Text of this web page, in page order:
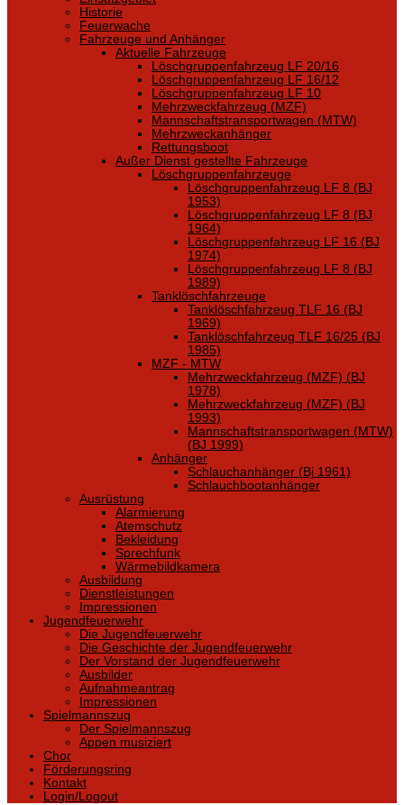
Historie
Feuerwache
Fahrzeuge und Anhänger
Aktuelle Fahrzeuge
Löschgruppenfahrzeug LF 20/16
Löschgruppenfahrzeug LF 16/12
Löschgruppenfahrzeug LF 10
Mehrzweckfahrzeug (MZF)
Mannschaftstransportwagen (MTW)
Mehrzweckanhänger
Rettungsboot
Außer Dienst gestellte Fahrzeuge
Löschgruppenfahrzeuge
Löschgruppenfahrzeug LF 8 (BJ
1953)
Löschgruppenfahrzeug LF 8 (BJ
1964)
Löschgruppenfahrzeug LF 16 (BJ
1974)
Löschgruppenfahrzeug LF 8 (BJ
1989)
Tanklöschfahrzeuge
Tanklöschfahrzeug TLF 16 (BJ
1969)
Tanklöschfahrzeug TLF 16/25 (BJ
1985)
MZF - MTW
Mehrzweckfahrzeug (MZF) (BJ
1978)
Mehrzweckfahrzeug (MZF) (BJ
1993)
Mannschaftstransportwagen (MTW)
(BJ 1999)
Anhänger
Schlauchanhänger (Bj 1961)
Schlauchbootanhänger
Ausrüstung
Alarmierung
Atemschutz
Bekleidung
Sprechfunk
Wärmebildkamera
Ausbildung
Dienstleistungen
Impressionen
Jugendfeuerwehr
Die Jugendfeuerwehr
Die Geschichte der Jugendfeuerwehr
Der Vorstand der Jugendfeuerwehr
Ausbilder
Aufnahmeantrag
Impressionen
Spielmannszug
Der Spielmannszug
Appen musiziert
Chor
Förderungsring
Kontakt
Login/Logout